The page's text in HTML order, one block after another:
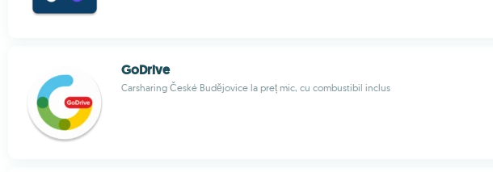
GoDrive
Carsharing České Budějovice la preț mic, cu combustibil inclus